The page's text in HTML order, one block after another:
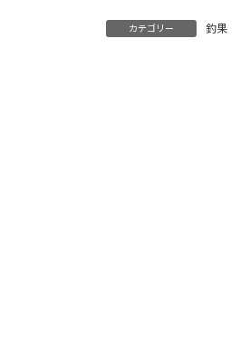
カテゴリー 釣果